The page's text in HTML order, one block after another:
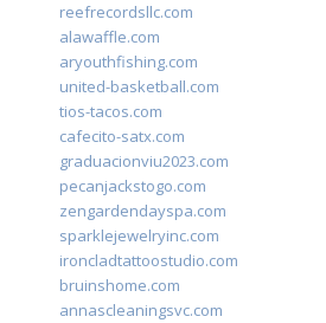
reefrecordsllc.com
alawaffle.com
aryouthfishing.com
united-basketball.com
tios-tacos.com
cafecito-satx.com
graduacionviu2023.com
pecanjackstogo.com
zengardendayspa.com
sparklejewelryinc.com
ironcladtattoostudio.com
bruinshome.com
annascleaningsvc.com